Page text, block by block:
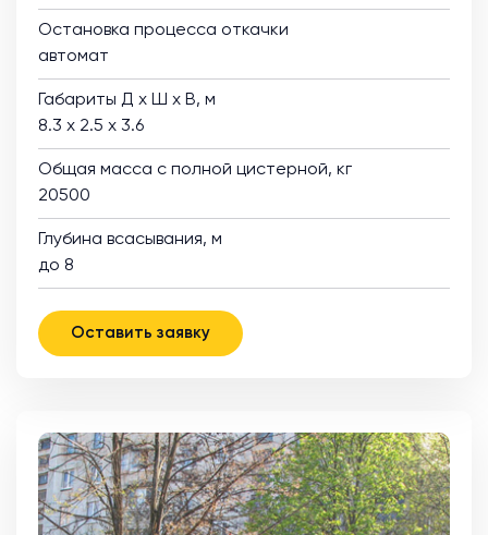
Остановка процесса откачки
автомат
Габариты Д х Ш х В, м
8.3 х 2.5 х 3.6
Общая масса с полной цистерной, кг
20500
Глубина всасывания, м
до 8
Оставить заявку